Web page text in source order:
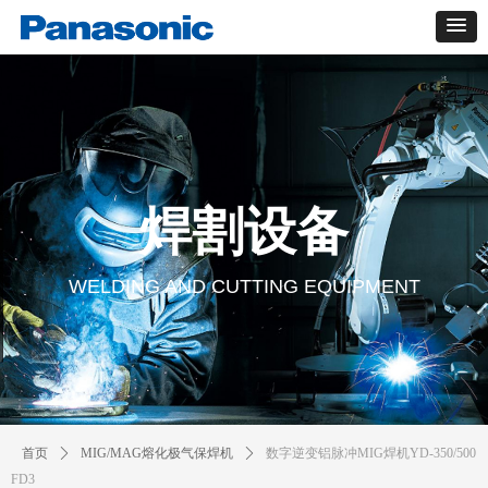
首页 ꄲ MIG/MAG熔化极气保焊机 ꄲ
数字逆变铝脉冲MIG焊机YD-350/500
FD3
焊割设备
WELDING AND CUTTING EQUIPMENT